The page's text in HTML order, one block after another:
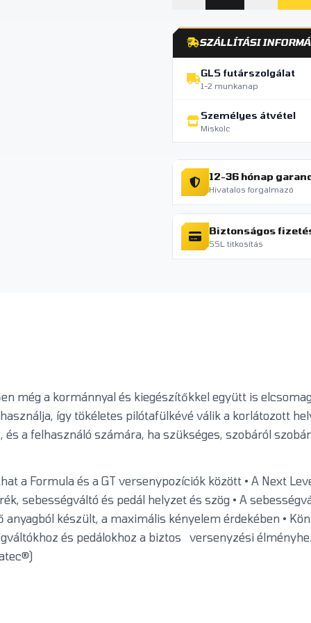
SZÁLLÍTÁSI
GLS futárszolgálat
1-2 munkanap
Személyes átvétel
Miskolc
12-36 hónap
Hivatalos forgalmazó
Biztonságos
SSL titkosítás
még a kormánnyal és kiegészítőkkel együtt is
így tökéletes pilótafülkévé válik a korlátozott
a felhasználó számára, ha szükséges, szobáról
a Formula és a GT versenypozíciók között • A Next
sebességváltó és pedál helyzet és szög • A
készült, a maximális kényelem érdekében •
és pedálokhoz a biztos versenyzési